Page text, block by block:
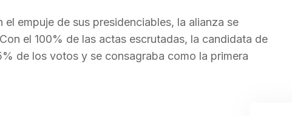
empuje de sus presidenciables, la alianza se
el 100% de las actas escrutadas, la candidata de
de los votos y se consagraba como la primera